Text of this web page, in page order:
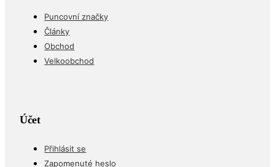
Puncovní značky
Články
Obchod
Velkoobchod
Účet
Přihlásit se
Zapomenuté heslo